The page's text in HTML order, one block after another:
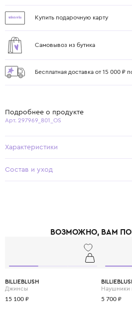
Купить подарочную карту
Самовывоз из бутика
Бесплатная доставка от 15 000 ₽
Подробнее о продукте
Арт. 297969_801_OS
Характеристики
Состав и уход
ВОЗМОЖНО, ВАМ
BILLIEBLUSH
Джинсы
15 100 ₽
Наушники
5 700 ₽